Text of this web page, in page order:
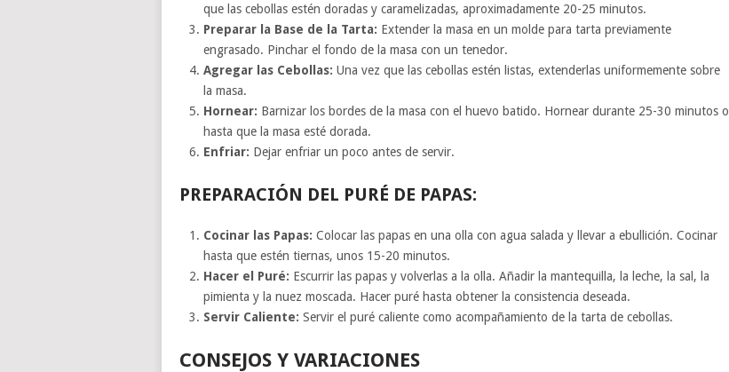
que las cebollas estén doradas y caramelizadas, aproximadamente 20-25 minutos.
Preparar la Base de la Tarta: Extender la masa en un molde para tarta previamente
engrasado. Pinchar el fondo de la masa con un tenedor.
Agregar las Cebollas: Una vez que las cebollas estén listas, extenderlas uniformemente sobre
la masa.
Hornear: Barnizar los bordes de la masa con el huevo batido. Hornear durante 25-30 minutos o
hasta que la masa esté dorada.
Enfriar: Dejar enfriar un poco antes de servir.
PREPARACIÓN DEL PURÉ DE PAPAS:
Cocinar las Papas: Colocar las papas en una olla con agua salada y llevar a ebullición. Cocinar
hasta que estén tiernas, unos 15-20 minutos.
Hacer el Puré: Escurrir las papas y volverlas a la olla. Añadir la mantequilla, la leche, la sal, la
pimienta y la nuez moscada. Hacer puré hasta obtener la consistencia deseada.
Servir Caliente: Servir el puré caliente como acompañamiento de la tarta de cebollas.
CONSEJOS Y VARIACIONES